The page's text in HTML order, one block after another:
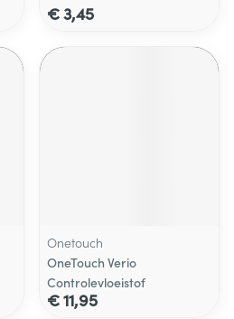
€ 3,45
Onetouch
OneTouch Verio
Controlevloeistof
€ 11,95